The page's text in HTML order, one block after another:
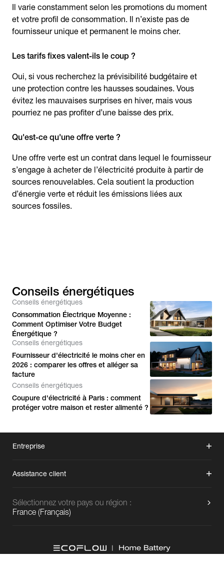
Il varie constamment selon les promotions du moment
et votre profil de consommation. Il n’existe pas de
fournisseur unique et permanent le moins cher.
Les tarifs fixes valent-ils le coup ?
Oui, si vous recherchez la prévisibilité budgétaire et
une protection contre les hausses soudaines. Vous
évitez les mauvaises surprises en hiver, mais vous
pourriez ne pas profiter d’une baisse des prix.
Qu'est-ce qu'une offre verte ?
Une offre verte est un contrat dans lequel le fournisseur
s’engage à acheter de l’électricité produite à partir de
sources renouvelables. Cela soutient la production
d’énergie verte et réduit les émissions liées aux
sources fossiles.
Conseils énergétiques
Conseils énergétiques
Consommation Électrique Moyenne :
Comment Optimiser Votre Budget
Énergétique ?
Conseils énergétiques
Fournisseur d'électricité le moins cher en
2026 : comparer les offres et alléger sa
facture
Conseils énergétiques
Coupure d'électricité à Paris : comment
protéger votre maison et rester alimenté ?
Entreprise
Assistance client
Sélectionnez votre pays ou région :
France (Français)